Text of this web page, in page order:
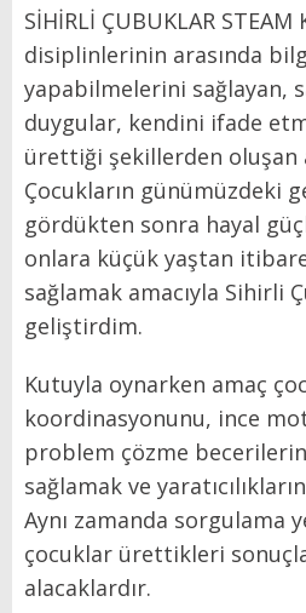
SİHİRLİ ÇUBUKLAR
disiplinlerinin arasında
yapabilmelerini sağlayan,
duygular, kendini ifade
ürettiği şekillerden oluşan
Çocukların günümüzdeki
gördükten sonra hayal
onlara küçük yaştan
sağlamak amacıyla Sihirli
geliştirdim.
Kutuyla oynarken amaç
koordinasyonunu, ince
problem çözme
sağlamak ve
Aynı zamanda sorgulama
çocuklar ürettikleri
alacaklardır.